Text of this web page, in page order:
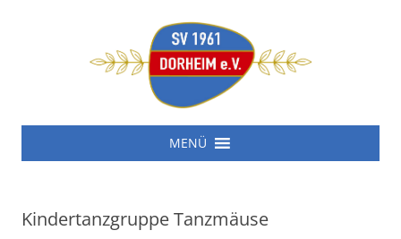
SV 1961 Dorheim e.V.
Zum
MENÜ
Kindertanzgruppe Tanzmäuse